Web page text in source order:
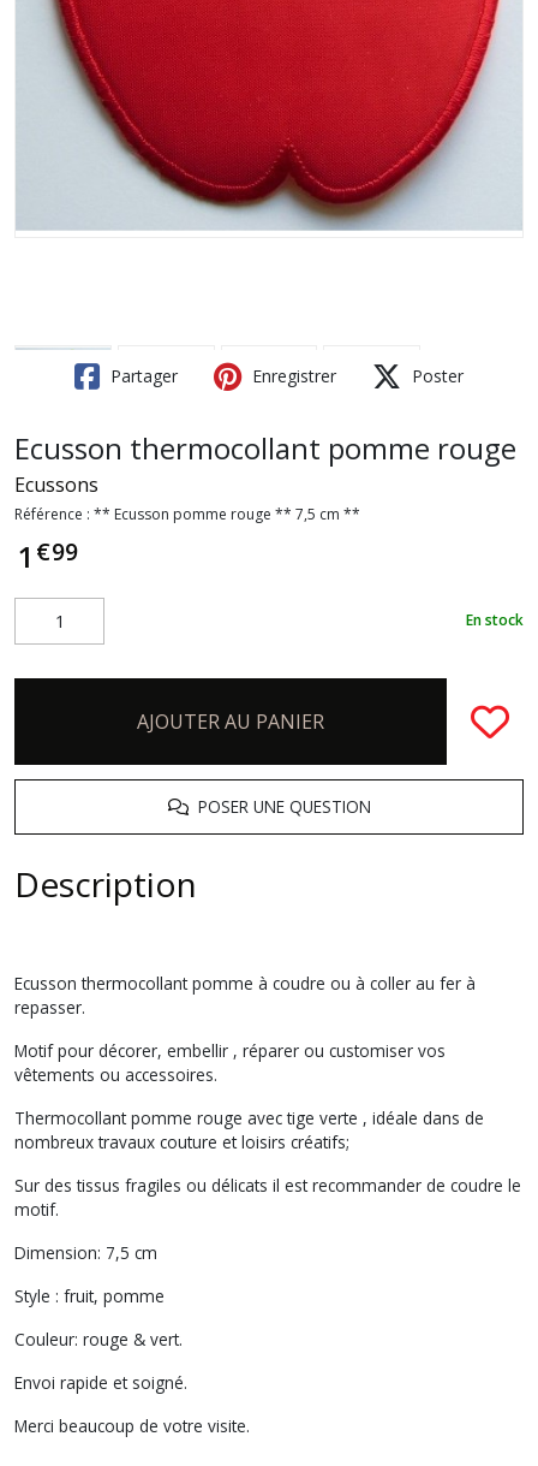
Partager Enregistrer Poster
Ecusson thermocollant pomme rouge
Ecussons
Référence : ** Ecusson pomme rouge ** 7,5 cm **
1 €99
En stock
AJOUTER AU PANIER
POSER UNE QUESTION
Description
Ecusson thermocollant pomme à coudre ou à coller au fer à
repasser.
Motif pour décorer, embellir , réparer ou customiser vos
vêtements ou accessoires.
Thermocollant pomme rouge avec tige verte , idéale dans de
nombreux travaux couture et loisirs créatifs;
Sur des tissus fragiles ou délicats il est recommander de coudre le
motif.
Dimension: 7,5 cm
Style : fruit, pomme
Couleur: rouge & vert.
Envoi rapide et soigné.
Merci beaucoup de votre visite.